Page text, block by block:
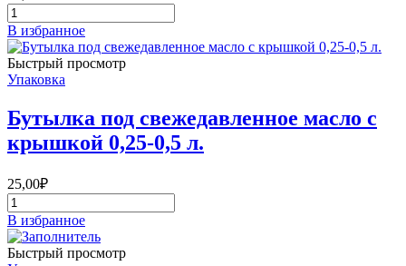
(blue)
Количество
товара
Пакет
Ромашка
В избранное
Быстрый просмотр
Упаковка
Бутылка под свежедавленное масло с
крышкой 0,25-0,5 л.
25,00₽
Количество
товара
Бутылка
под
В избранное
Быстрый просмотр